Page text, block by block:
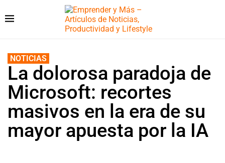
NOTICIAS
La dolorosa paradoja de
Microsoft: recortes
masivos en la era de su
mayor apuesta por la IA